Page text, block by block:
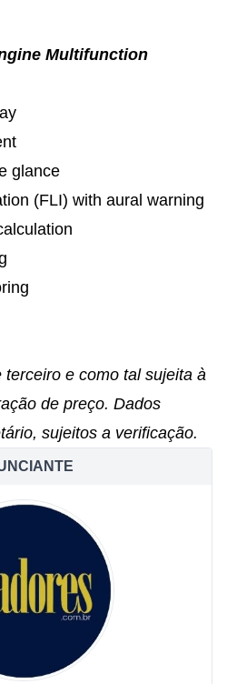
Multifunction
glance
(FLI) with aural warning
e como tal sujeita à
de preço. Dados
sujeitos a verificação.